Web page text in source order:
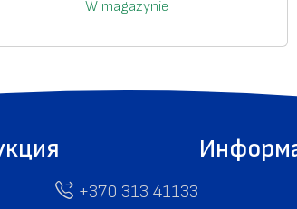
е
л
т
W magazynie
+370 313 41133